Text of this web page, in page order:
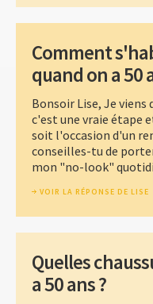
Comment
quand on a 50
Bonsoir Lise, Je viens
c'est une vraie étape
soit l'occasion d'un
conseilles-tu de
mon "no-look"
VOIR LA RÉPONSE DE LISE
Quelles
a 50 ans ?